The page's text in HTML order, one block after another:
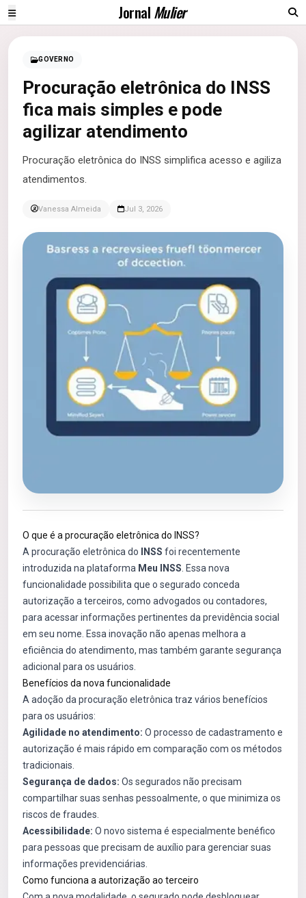
JornalMulier
GOVERNO
Procuração eletrônica do INSS
fica mais simples e pode
agilizar atendimento
Procuração eletrônica do INSS simplifica acesso e agiliza
atendimentos.
Vanessa Almeida Jul 3, 2026
O que é a procuração eletrônica do INSS?
A procuração eletrônica do
INSS foi recentemente
introduzida na plataforma Meu INSS . Essa nova
funcionalidade possibilita que o segurado conceda
autorização a terceiros, como advogados ou contadores,
para acessar informações pertinentes da previdência social
em seu nome. Essa inovação não apenas melhora a
eficiência do atendimento, mas também garante segurança
adicional para os usuários.
Benefícios da nova funcionalidade
A adoção da procuração eletrônica traz vários benefícios
para os usuários:
Agilidade no atendimento: O processo de cadastramento e
autorização é mais rápido em comparação com os métodos
tradicionais.
Segurança de dados: Os segurados não precisam
compartilhar suas senhas pessoalmente, o que minimiza os
riscos de fraudes.
Acessibilidade: O novo sistema é especialmente benéfico
para pessoas que precisam de auxílio para gerenciar suas
informações previdenciárias.
Como funciona a autorização ao terceiro